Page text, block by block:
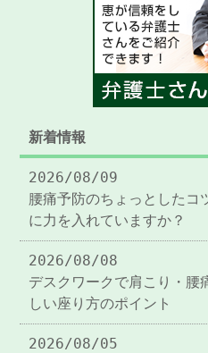
新着情報
2026/08/09
腰痛予防のちょっとしたコ
に力を入れていますか？
2026/08/08
デスクワークで肩こり・腰
しい座り方のポイント
2026/08/05